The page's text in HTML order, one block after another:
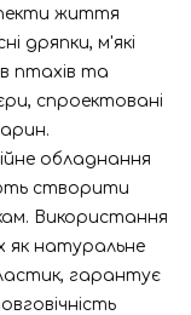
життя
дряпки, м'які
птахів та
спроектовані
обладнання
створити
Використання
як натуральне
гарантує